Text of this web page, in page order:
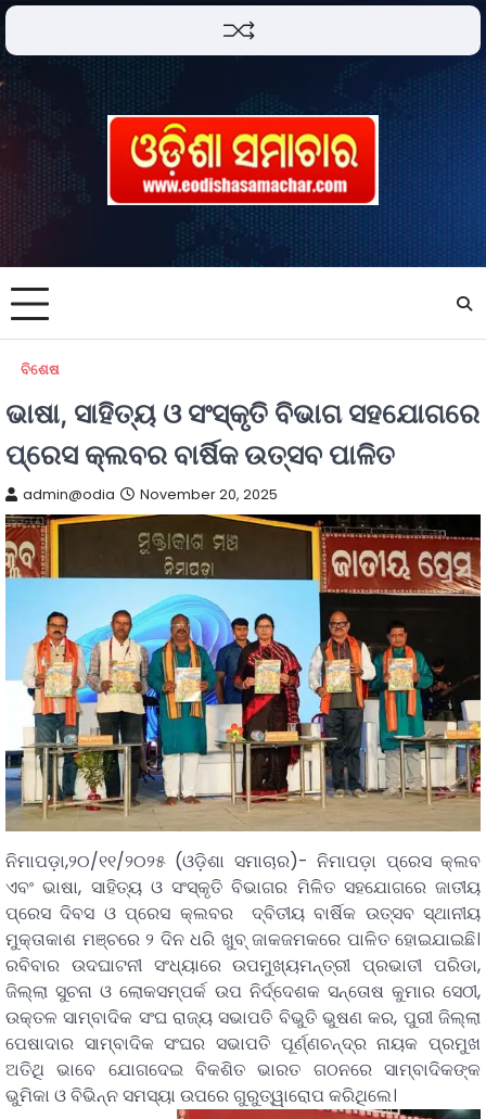
ବିଶେଷ
ଭାଷା, ସାହିତ୍ୟ ଓ ସଂସ୍କୃତି ବିଭାଗ ସହଯୋଗରେ
ପ୍ରେସ କ୍ଲବର ବାର୍ଷିକ ଉତ୍ସବ ପାଳିତ
admin@odia November 20, 2025
ନିମାପଡ଼ା,୨୦/୧୧/୨୦୨୫ (ଓଡ଼ିଶା ସମାଚାର)- ନିମାପଡ଼ା ପ୍ରେସ କ୍ଲବ
ଏବଂ ଭାଷା, ସାହିତ୍ୟ ଓ ସଂସ୍କୃତି ବିଭାଗର ମିଳିତ ସହଯୋଗରେ ଜାତୀୟ
ପ୍ରେସ ଦିବସ ଓ ପ୍ରେସ କ୍ଲବର ଦ୍ବିତୀୟ ବାର୍ଷିକ ଉତ୍ସବ ସ୍ଥାନୀୟ
ମୁକ୍ତାକାଶ ମଞ୍ଚରେ ୨ ଦିନ ଧରି ଖୁବ୍ ଜାକଜମକରେ ପାଳିତ ହୋଇଯାଇଛି।
ରବିବାର ଉଦଘାଟନୀ ସଂଧ୍ୟାରେ ଉପମୁଖ୍ୟମନ୍ତ୍ରୀ ପ୍ରଭାତୀ ପରିଡା,
ଜିଲ୍ଲା ସୁଚନା ଓ ଲୋକସମ୍ପର୍କ ଉପ ନିର୍ଦ୍ଦେଶକ ସନ୍ତୋଷ କୁମାର ସେଠୀ,
ଉକ୍ତଳ ସାମ୍ବାଦିକ ସଂଘ ରାଜ୍ୟ ସଭାପତି ବିଭୁତି ଭୁଷଣ କର, ପୁରୀ ଜିଲ୍ଲା
ପେଷାଦାର ସାମ୍ବାଦିକ ସଂଘର ସଭାପତି ପୂର୍ଣ୍ଣଚନ୍ଦ୍ର ନାୟକ ପ୍ରମୁଖ
ଅତିଥି ଭାବେ ଯୋଗଦେଇ ବିକଶିତ ଭାରତ ଗଠନରେ ସାମ୍ବାଦିକଙ୍କ
ଭୁମିକା ଓ ବିଭିନ୍ନ ସମସ୍ୟା ଉପରେ ଗୁରୁତ୍ୱାରୋପ କରିଥିଲେ।